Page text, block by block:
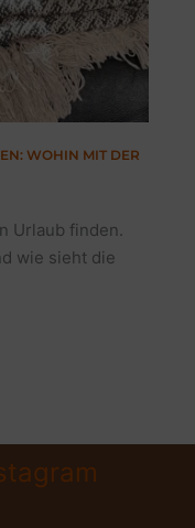
WOHIN MIT DER
Urlaub finden.
wie sieht die